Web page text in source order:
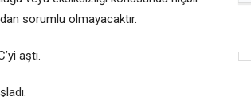
sorumlu olmayacaktır.
aştı.